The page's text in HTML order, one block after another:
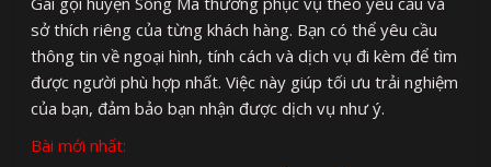
sở thích riêng của từng khách hàng. Bạn có thể yêu cầu
thông tin về ngoại hình, tính cách và dịch vụ đi kèm để tìm
được người phù hợp nhất. Việc này giúp tối ưu trải nghiệm
của bạn, đảm bảo bạn nhận được dịch vụ như ý.
Bài mới nhất: